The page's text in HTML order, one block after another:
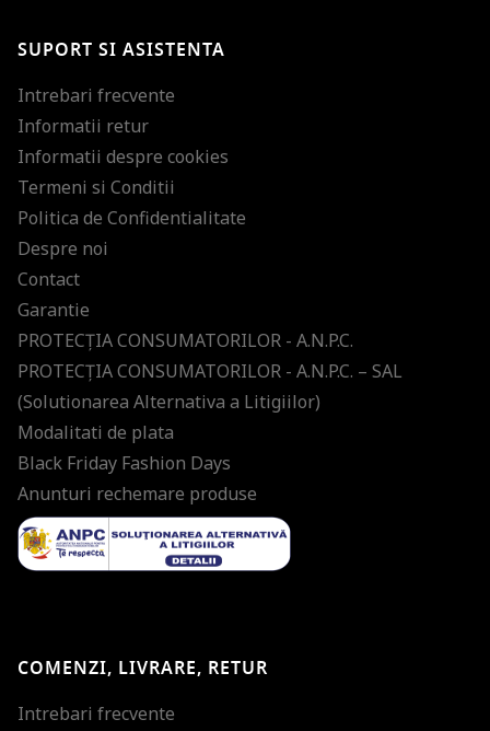
SUPORT SI ASISTENTA
Intrebari frecvente
Informatii retur
Informatii despre cookies
Termeni si Conditii
Politica de Confidentialitate
Despre noi
Contact
Garantie
PROTECŢIA CONSUMATORILOR - A.N.P.C.
PROTECŢIA CONSUMATORILOR - A.N.P.C. – SAL
(Solutionarea Alternativa a Litigiilor)
Modalitati de plata
Black Friday Fashion Days
Anunturi rechemare produse
COMENZI, LIVRARE, RETUR
Intrebari frecvente